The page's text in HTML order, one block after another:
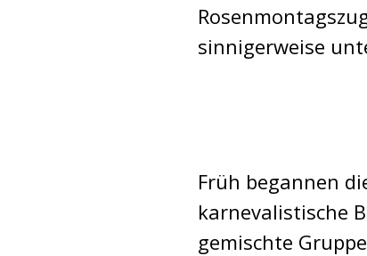
sinnigerweise
Früh begannen
karnevalistische
gemischte